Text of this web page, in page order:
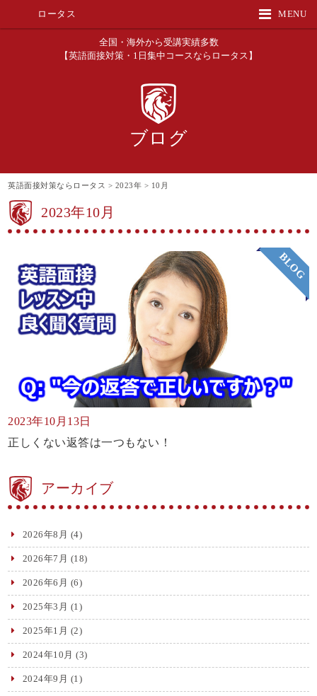
MENU
ロータス
全国・海外から受講実績多数
【英語面接対策・1日集中コースならロータス】
ブログ
英語面接対策ならロータス > 2023年 > 10月
2023年10月
BLOG
2023年10月13日
正しくない返答は一つもない！
アーカイブ
2026年8月 (4)
2026年7月 (18)
2026年6月 (6)
2025年3月 (1)
2025年1月 (2)
2024年10月 (3)
2024年9月 (1)